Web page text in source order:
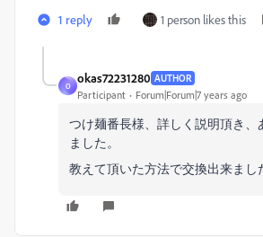
1 reply 1 person likes this
O
okas72231280 AUTHOR
Participant Forum|Forum|7 years ago
つけ麺番長様、詳しく説明頂き、
ました。
教えて頂いた方法で交換出来まし